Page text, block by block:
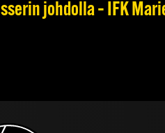
johdolla – IFK